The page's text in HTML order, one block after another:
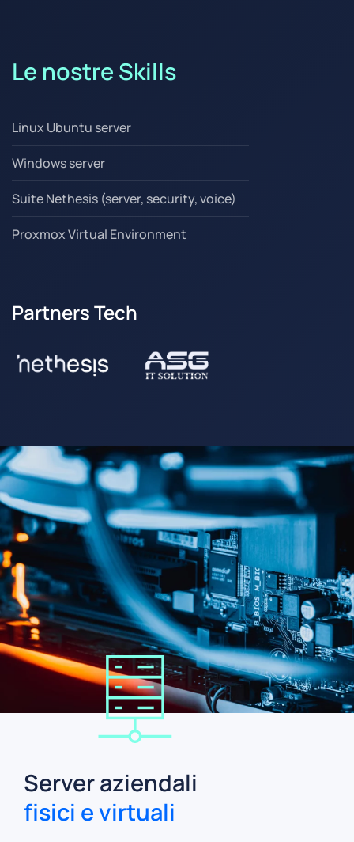
Le nostre Skills
Linux Ubuntu server
Windows server
Suite Nethesis (server, security, voice)
Proxmox Virtual Environment
Partners Tech
Server aziendali
fisici e virtuali